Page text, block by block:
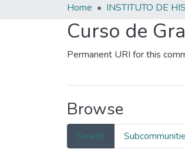
Home
Curso de
Permanent URI for this
Browse
Search